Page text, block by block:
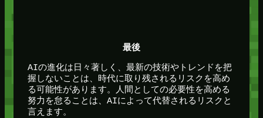
最後
AIの進化は日々著しく、最新の技術やトレンドを把
握しないことは、時代に取り残されるリスクを高め
る可能性があります。人間としての必要性を高める
努力を怠ることは、AIによって代替されるリスクと
言えます。